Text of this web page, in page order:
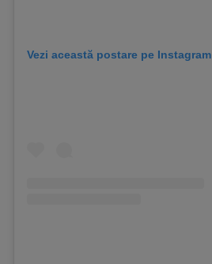
Vezi această postare pe Instagram